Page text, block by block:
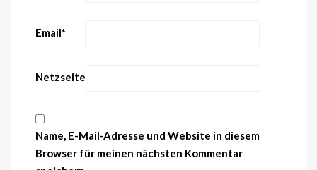
Email*
Netzseite
Name, E-Mail-Adresse und Website in diesem
Browser für meinen nächsten Kommentar